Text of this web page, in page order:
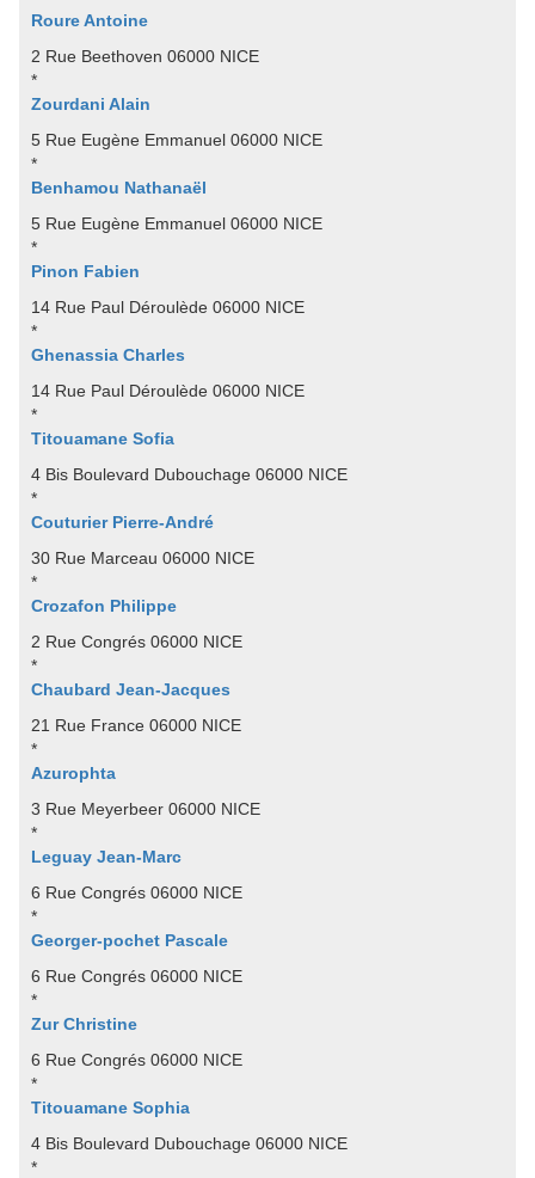
Roure Antoine
2 Rue Beethoven 06000 NICE
*
Zourdani Alain
5 Rue Eugène Emmanuel 06000 NICE
*
Benhamou Nathanaël
5 Rue Eugène Emmanuel 06000 NICE
*
Pinon Fabien
14 Rue Paul Déroulède 06000 NICE
*
Ghenassia Charles
14 Rue Paul Déroulède 06000 NICE
*
Titouamane Sofia
4 Bis Boulevard Dubouchage 06000 NICE
*
Couturier Pierre-André
30 Rue Marceau 06000 NICE
*
Crozafon Philippe
2 Rue Congrés 06000 NICE
*
Chaubard Jean-Jacques
21 Rue France 06000 NICE
*
Azurophta
3 Rue Meyerbeer 06000 NICE
*
Leguay Jean-Marc
6 Rue Congrés 06000 NICE
*
Georger-pochet Pascale
6 Rue Congrés 06000 NICE
*
Zur Christine
6 Rue Congrés 06000 NICE
*
Titouamane Sophia
4 Bis Boulevard Dubouchage 06000 NICE
*